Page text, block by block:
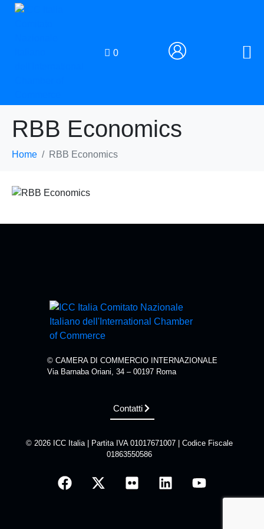
0
RBB Economics
Home RBB Economics
© CAMERA DI COMMERCIO INTERNAZIONALE
Via Barnaba Oriani, 34 – 00197 Roma
Contatti
© 2026 ICC Italia | Partita IVA 01017671007 | Codice Fiscale
01863550586